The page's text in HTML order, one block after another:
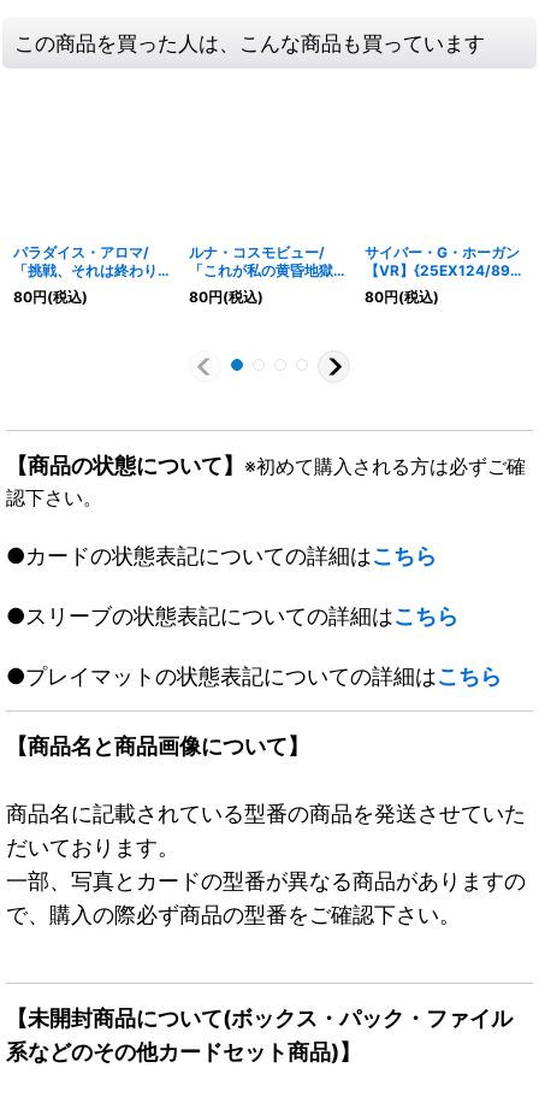
この商品を買った人は、こんな商品も買っています
パラダイス・アロマ/
「挑戦、それは終わりな
きスパイラル！」【C】
{25EX177/89}《水》
80円(税込)
ルナ・コスモビュー/
「これが私の黄昏地獄拳
よ！」【R】
{25EX140/89}《水》
80円(税込)
サイバー・G・ホーガン
【VR】{25EX124/89}
《水》
80円(税込)
【商品の状態について】 ※初めて購入される方は必ずご確
認下さい。
●カードの状態表記についての詳細はこちら
●スリーブの状態表記についての詳細はこちら
●プレイマットの状態表記についての詳細はこちら
【商品名と商品画像について】
商品名に記載されている型番の商品を発送させていた
だいております。
一部、写真とカードの型番が異なる商品がありますの
で、購入の際必ず商品の型番をご確認下さい。
【未開封商品について(ボックス・パック・ファイル
系などのその他カードセット商品)】